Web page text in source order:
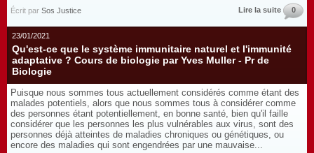
Écrit par Sos Justice Lire la suite 0
23/01/2021
Qu'est-ce que le système immunitaire naturel et l'immunité
adaptative ? Cours de biologie par Yves Muller - Pr de
Biologie
Puisque nous sommes tous actuellement considérés comme étant des
malades potentiels, alors que nous sommes tous à considérer comme
des personnes étant potentiellement, en bonne santé, bien qu'il faille
considérer que les personnes les plus vulnérables aux virus, sont des
personnes déjà atteintes de maladies chroniques ou génétiques, ou
encore des maladies qui sont engendrées par une mauvaise...